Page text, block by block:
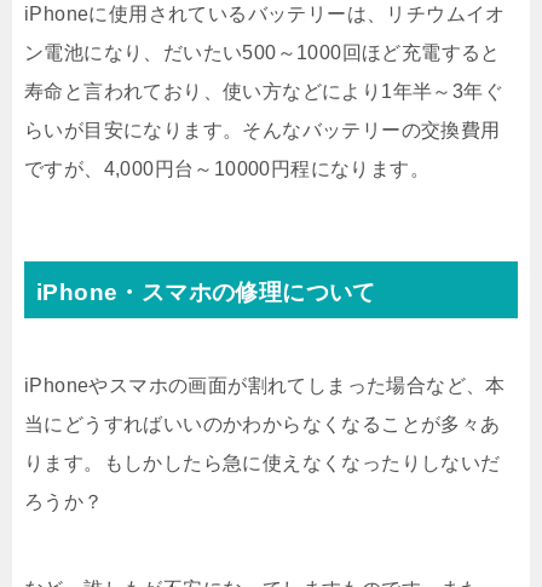
iPhoneに使用されているバッテリーは、リチウムイオ
ン電池になり、だいたい500～1000回ほど充電すると
寿命と言われており、使い方などにより1年半～3年ぐ
らいが目安になります。そんなバッテリーの交換費用
ですが、4,000円台～10000円程になります。
iPhone・スマホの修理について
iPhoneやスマホの画面が割れてしまった場合など、本
当にどうすればいいのかわからなくなることが多々あ
ります。もしかしたら急に使えなくなったりしないだ
ろうか？